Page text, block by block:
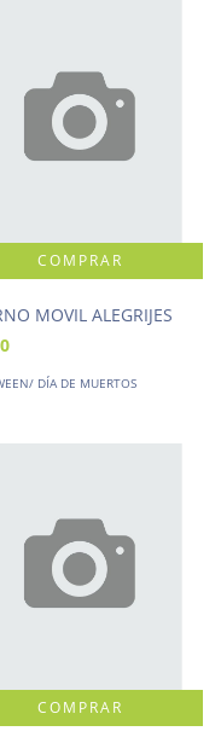
MOVIL ALEGRIJES
DÍA DE MUERTOS